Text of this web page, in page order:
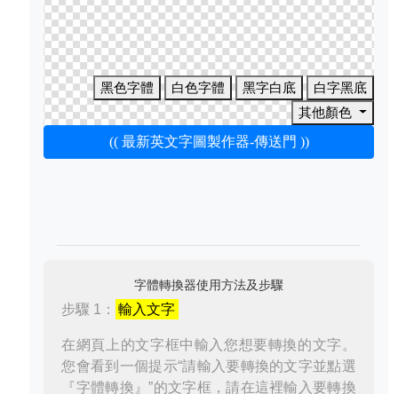
黑色字體 白色字體 黑字白底
白字黑底
其他顏色
(( 最新英文字圖製作器-傳送門 ))
字體轉換器使用方法及步驟
步驟 1： 輸入文字
在網頁上的文字框中輸入您想要轉換的文字。
您會看到一個提示“請輸入要轉換的文字並點選
『字體轉換』”的文字框，請在這裡輸入要轉換